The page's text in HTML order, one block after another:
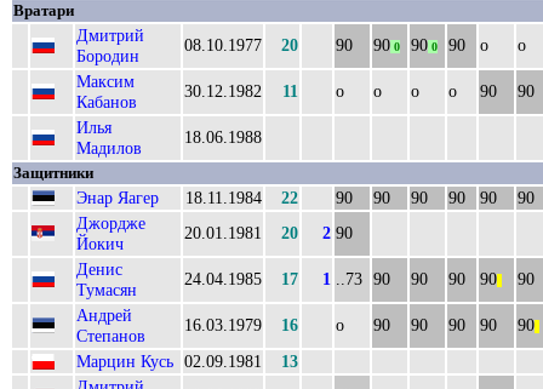
Вратари
Дмитрий
Бородин
08.10.1977 20 90 90 0 90 0 90 о
о
Максим
Кабанов
30.12.1982 11 о о о о 90
90
Илья
Мадилов
18.06.1988
Защитники
Энар Яагер 18.11.1984 22 90 90 90 90 90
90
Джордже
Йокич
20.01.1981 20 2 90
Денис
Тумасян
24.04.1985 17 1 ..73 90 90 90 90
90
Андрей
Степанов
16.03.1979 16 о 90 90 90 90 90
Марцин Кусь 02.09.1981
13